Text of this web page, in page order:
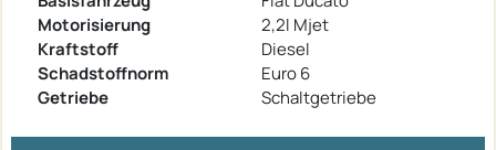
Motorisierung
2,2l Mjet
Kraftstoff
Diesel
Schadstoffnorm
Euro 6
Getriebe
Schaltgetriebe